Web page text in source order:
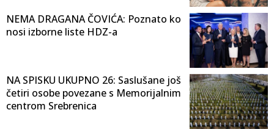
NEMA DRAGANA ČOVIĆA: Poznato ko
nosi izborne liste HDZ-a
NA SPISKU UKUPNO 26: Saslušane još
četiri osobe povezane s Memorijalnim
centrom Srebrenica